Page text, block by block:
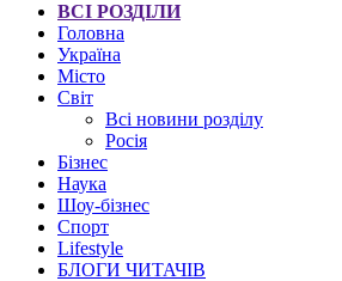
ВСІ РОЗДІЛИ
Головна
Україна
Місто
Світ
Всі новини розділу
Росія
Бізнес
Наука
Шоу-бізнес
Спорт
Lifestyle
БЛОГИ ЧИТАЧІВ